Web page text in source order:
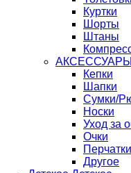
Куртки
Шорты
Штаны
АКСЕССУАРЫ
Кепки
Шапки
Сумки/
Носки
Уход за
Очки
Перчатки
Другое